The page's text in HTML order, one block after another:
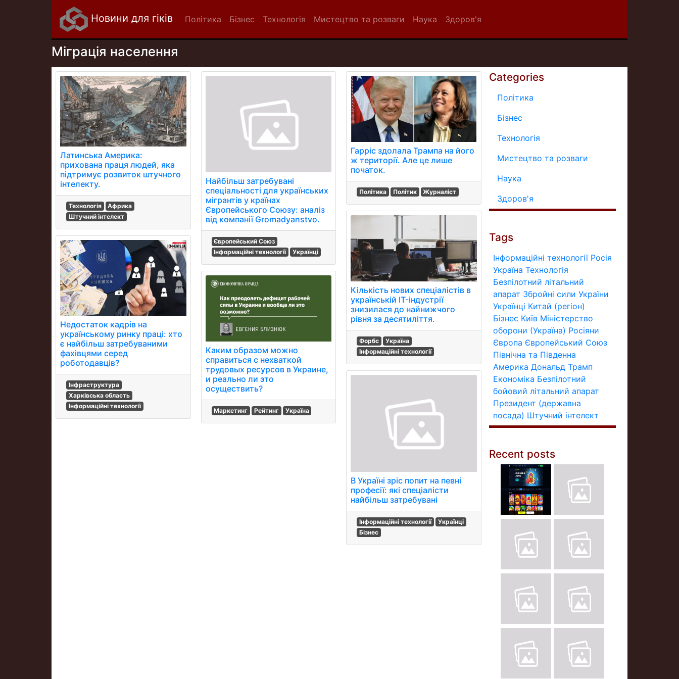
Новини для гіків Політика Бізнес Технологія Мистецтво та розваги Наука Здоров'я
Міграція населення
Латинська Америка:
прихована праця людей, яка
підтримує розвиток штучного
інтелекту.
Технологія
Африка
Штучний інтелект
Недостаток кадрів на
українському ринку праці: хто
є найбільш затребуваними
фахівцями серед
роботодавців?
Інфраструктура
Харківська область
Інформаційні технології
Найбільш затребувані
спеціальності для українських
мігрантів у країнах
Європейського Союзу: аналіз
від компанії Gromadyanstvo.
Європейський Союз
Інформаційні технології
Українці
Каким образом можно
справиться с нехваткой
трудовых ресурсов в Украине,
и реально ли это
осуществить?
Маркетинг Рейтинг Україна
Гарріс здолала Трампа на його
ж території. Але це лише
початок.
Політика Політик Журналіст
Кількість нових спеціалістів в
українській IT-індустрії
знизилася до найнижчого
рівня за десятиліття.
Форбс
Україна
Інформаційні технології
В Україні зріс попит на певні
професії: які спеціалісти
найбільш затребувані
Інформаційні технології
Українці
Бізнес
Categories
Політика
Бізнес
Технологія
Мистецтво та розваги
Наука
Здоров'я
Tags
Інформаційні технології Росія
Україна Технологія
Безпілотний літальний
апарат Збройні сили України
Українці Китай (регіон)
Бізнес Київ Міністерство
оборони (Україна) Росіяни
Європа Європейський Союз
Північна та Південна
Америка Дональд Трамп
Економіка Безпілотний
бойовий літальний апарат
Президент (державна
посада) Штучний інтелект
Recent posts